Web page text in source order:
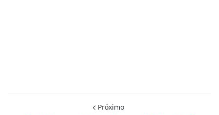
Próximo